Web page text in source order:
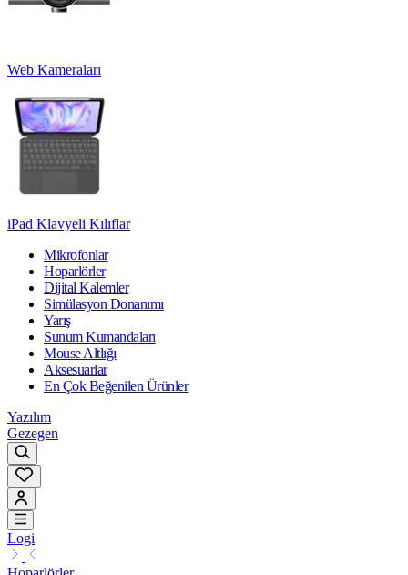
Web Kameraları
iPad Klavyeli Kılıflar
Mikrofonlar
Hoparlörler
Dijital Kalemler
Simülasyon Donanımı
Yarış
Sunum Kumandaları
Mouse Altlığı
Aksesuarlar
En Çok Beğenilen Ürünler
Yazılım
Gezegen
Logi